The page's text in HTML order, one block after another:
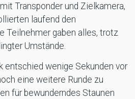
Transponder und Zielkamera,
laufend den
Teilnehmer gaben alles, trotz
Umstände.
entschied wenige Sekunden vor
eine weitere Runde zu
für bewunderndes Staunen